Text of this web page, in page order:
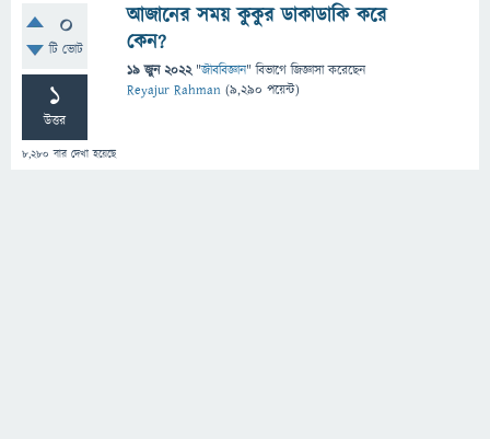
0
টি ভোট
1
উত্তর
8,280 বার দেখা হয়েছে
আজানের সময় কুকুর ডাকাডাকি করে
কেন?
19 জুন 2022 "জীববিজ্ঞান" বিভাগে জিজ্ঞাসাকরেছেন
Reyajur Rahman (9,290 পয়েন্ট)